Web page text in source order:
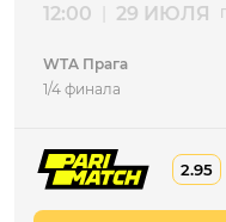
12:00 29 ИЮЛЯ
WTA Прага
1/4 финала
2.95